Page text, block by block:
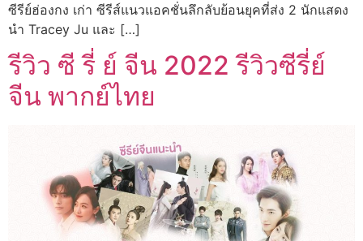
ซีรีย์ฮ่องกง เก่า ซีรีส์แนวแอคชั่นลึกลับย้อนยุคที่ส่ง 2 นักแสดง
นำ Tracey Ju และ […]
รีวิว ซี รี่ ย์ จีน 2022 รีวิวซีรี่ย์
จีน พากย์ไทย